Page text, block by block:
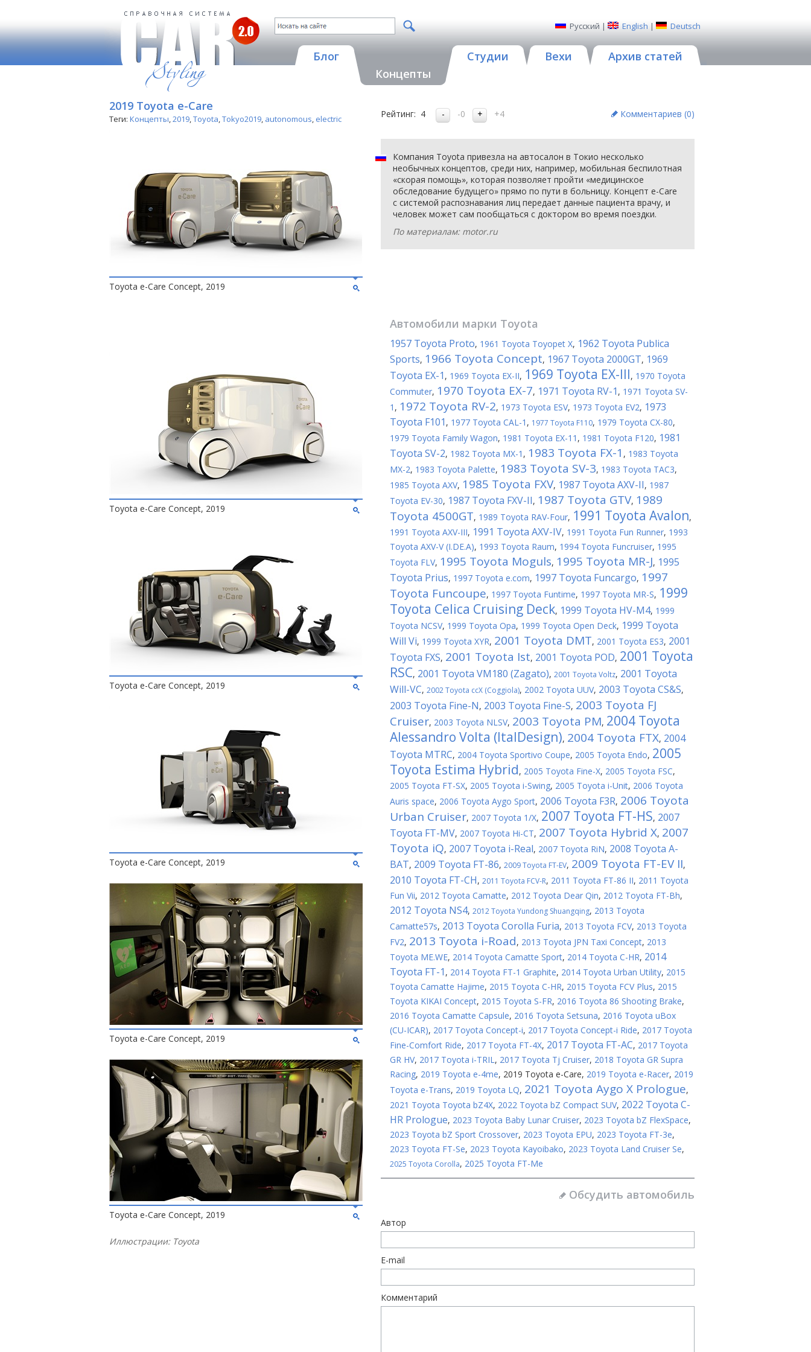
Русский | English | Deutsch
Блог
Концепты
Студии Вехи Архив статей
2019 Toyota e-Care
Теги: Концепты,2019,Toyota,Tokyo2019, autonomous, electric
Toyota e-Care Concept, 2019
Toyota e-Care Concept, 2019
Toyota e-Care Concept, 2019
Toyota e-Care Concept, 2019
Toyota e-Care Concept, 2019
Toyota e-Care Concept, 2019
Иллюстрации: Toyota
Рейтинг: 4 -0 +4 Комментариев (0)
Компания Toyota привезла на автосалон в Токио несколько
необычных концептов, cреди них, например, мобильная беспилотная
«скорая помощь», которая позволяет пройти «медицинское
обследование будущего» прямо по пути в больницу. Концепт e-Care
с системой распознавания лиц передает данные пациента врачу, и
человек может сам пообщаться с доктором во время поездки.
По материалам: motor.ru
Автомобили марки Toyota
1957 Toyota Proto, 1961 Toyota Toyopet X, 1962 Toyota Publica
Sports, 1966 Toyota Concept, 1967 Toyota 2000GT, 1969
Toyota EX-1 , 1969 Toyota EX-II, 1969 Toyota EX-III, 1970 Toyota
Commuter, 1970 Toyota EX-7, 1971 Toyota RV-1 , 1971 Toyota SV-
1 , 1972 Toyota RV-2, 1973 Toyota ESV, 1973 Toyota EV2, 1973
Toyota F101 , 1977 Toyota CAL-1 , 1977 Toyota F110, 1979 Toyota CX-80,
1979 Toyota Family Wagon, 1981 Toyota EX-11 , 1981 Toyota F120, 1981
Toyota SV-2, 1982 Toyota MX-1 , 1983 Toyota FX-1 , 1983 Toyota
MX-2, 1983 Toyota Palette, 1983 Toyota SV-3, 1983 Toyota TAC3,
1985 Toyota AXV, 1985 Toyota FXV, 1987 Toyota AXV-II, 1987
Toyota EV-30, 1987 Toyota FXV-II, 1987 Toyota GTV, 1989
Toyota 4500GT, 1989 Toyota RAV-Four, 1991 Toyota Avalon,
1991 Toyota AXV-III, 1991 Toyota AXV-IV, 1991 Toyota Fun Runner, 1993
Toyota AXV-V (I.DE.A), 1993 Toyota Raum, 1994 Toyota Funcruiser, 1995
Toyota FLV, 1995 Toyota Moguls, 1995 Toyota MR-J, 1995
Toyota Prius, 1997 Toyota e.com, 1997 Toyota Funcargo, 1997
Toyota Funcoupe, 1997 Toyota Funtime, 1997 Toyota MR-S, 1999
Toyota Celica Cruising Deck, 1999 Toyota HV-M4, 1999
Toyota NCSV, 1999 Toyota Opa, 1999 Toyota Open Deck, 1999 Toyota
Will Vi, 1999 Toyota XYR, 2001 Toyota DMT, 2001 Toyota ES3, 2001
Toyota FXS, 2001 Toyota Ist, 2001 Toyota POD, 2001 Toyota
RSC, 2001 Toyota VM180 (Zagato), 2001 Toyota Voltz, 2001 Toyota
Will-VC, 2002 Toyota ccX (Coggiola), 2002 Toyota UUV, 2003 Toyota CS&S,
2003 Toyota Fine-N, 2003 Toyota Fine-S, 2003 Toyota FJ
Cruiser, 2003 Toyota NLSV, 2003 Toyota PM, 2004 Toyota
Alessandro Volta (ItalDesign), 2004 Toyota FTX, 2004
Toyota MTRC, 2004 Toyota Sportivo Coupe, 2005 Toyota Endo, 2005
Toyota Estima Hybrid, 2005 Toyota Fine-X, 2005 Toyota FSC,
2005 Toyota FT-SX, 2005 Toyota i-Swing, 2005 Toyota i-Unit, 2006 Toyota
Auris space, 2006 Toyota Aygo Sport, 2006 Toyota F3R, 2006 Toyota
Urban Cruiser, 2007 Toyota 1/X, 2007 Toyota FT-HS, 2007
Toyota FT-MV, 2007 Toyota Hi-CT, 2007 Toyota Hybrid X, 2007
Toyota iQ, 2007 Toyota i-Real, 2007 Toyota RiN, 2008 Toyota A-
BAT, 2009 Toyota FT-86, 2009 Toyota FT-EV, 2009 Toyota FT-EV II,
2010 Toyota FT-CH, 2011 Toyota FCV-R, 2011 Toyota FT-86 II, 2011 Toyota
Fun Vii, 2012 Toyota Camatte, 2012 Toyota Dear Qin, 2012 Toyota FT-Bh,
2012 Toyota NS4, 2012 Toyota Yundong Shuangqing, 2013 Toyota
Camatte57s, 2013 Toyota Corolla Furia, 2013 Toyota FCV, 2013 Toyota
FV2, 2013 Toyota i-Road, 2013 Toyota JPN Taxi Concept, 2013
Toyota ME.WE, 2014 Toyota Camatte Sport, 2014 Toyota C-HR, 2014
Toyota FT-1 , 2014 Toyota FT-1 Graphite, 2014 Toyota Urban Utility, 2015
Toyota Camatte Hajime, 2015 Toyota C-HR, 2015 Toyota FCV Plus, 2015
Toyota KIKAI Concept, 2015 Toyota S-FR, 2016 Toyota 86 Shooting Brake,
2016 Toyota Camatte Capsule, 2016 Toyota Setsuna, 2016 Toyota uBox
(CU-ICAR), 2017 Toyota Concept-i, 2017 Toyota Concept-i Ride, 2017 Toyota
Fine-Comfort Ride, 2017 Toyota FT-4X, 2017 Toyota FT-AC, 2017 Toyota
GR HV, 2017 Toyota i-TRIL, 2017 Toyota Tj Cruiser, 2018 Toyota GR Supra
Racing, 2019 Toyota e-4me, 2019 Toyota e-Care, 2019 Toyota e-Racer, 2019
Toyota e-Trans, 2019 Toyota LQ, 2021 Toyota Aygo X Prologue,
2021 Toyota Toyota bZ4X, 2022 Toyota bZ Compact SUV, 2022 Toyota C-
HR Prologue, 2023 Toyota Baby Lunar Cruiser, 2023 Toyota bZ FlexSpace,
2023 Toyota bZ Sport Crossover, 2023 Toyota EPU, 2023 Toyota FT-3e,
2023 Toyota FT-Se, 2023 Toyota Kayoibako, 2023 Toyota Land Cruiser Se,
2025 Toyota Corolla, 2025 Toyota FT-Me
Обсудить автомобиль
Автор
E-mail
Комментарий